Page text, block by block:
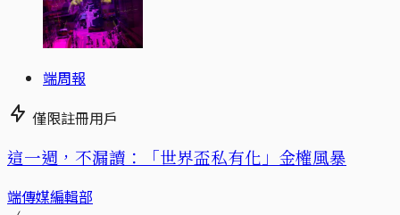
端周報
僅限註冊用戶
這一週，不漏讀：「世界盃私有化」金權風暴
端傳媒編輯部